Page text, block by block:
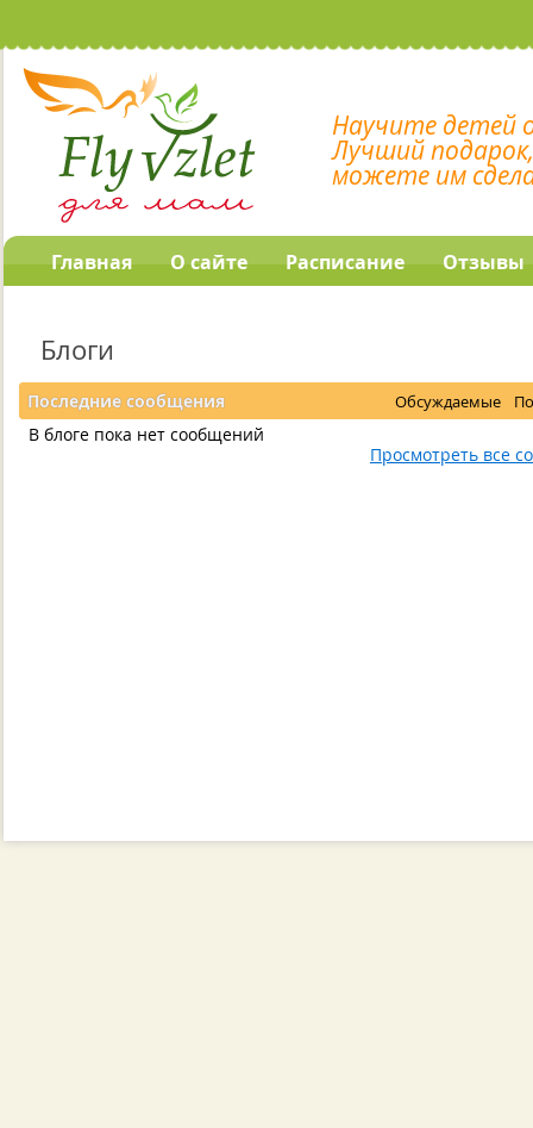
Научите детей
Лучший
можете им
Главная О сайте Расписание Отзывы
Блоги
Последние сообщения Обсуждаемые
В блоге пока нет сообщений
Просмотреть все